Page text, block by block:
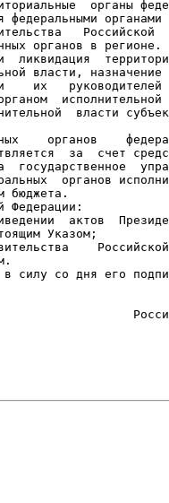
органы
федеральными органами
Российской
органов в регионе.
ликвидация
власти,
их   руководителей
власти
органов
за  счет
государственное
органов
бюджета.
Федерации:
актов
Указом;
силу со дня его